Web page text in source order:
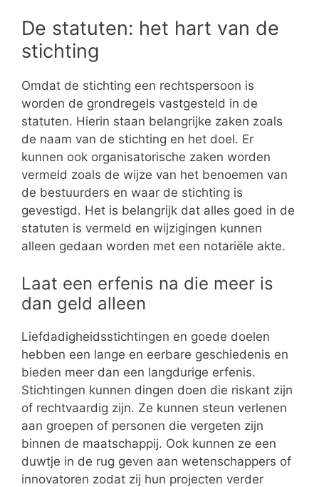
De statuten: het hart van de
stichting
Omdat de stichting een rechtspersoon is
worden de grondregels vastgesteld in de
statuten. Hierin staan belangrijke zaken zoals
de naam van de stichting en het doel. Er
kunnen ook organisatorische zaken worden
vermeld zoals de wijze van het benoemen van
de bestuurders en waar de stichting is
gevestigd. Het is belangrijk dat alles goed in de
statuten is vermeld en wijzigingen kunnen
alleen gedaan worden met een notariële akte.
Laat een erfenis na die meer is
dan geld alleen
Liefdadigheidsstichtingen en goede doelen
hebben een lange en eerbare geschiedenis en
bieden meer dan een langdurige erfenis.
Stichtingen kunnen dingen doen die riskant zijn
of rechtvaardig zijn. Ze kunnen steun verlenen
aan groepen of personen die vergeten zijn
binnen de maatschappij. Ook kunnen ze een
duwtje in de rug geven aan wetenschappers of
innovatoren zodat zij hun projecten verder